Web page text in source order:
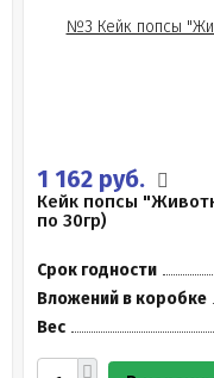
1 162 руб.
Кейк попсы
по 30гр)
Срок годности
Вложений в коробке
Вес